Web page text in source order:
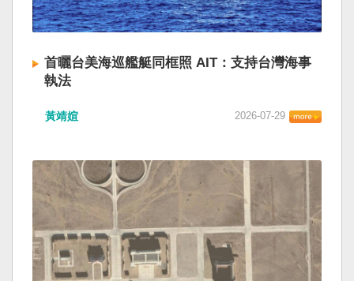
首曬台美海巡艦艇同框照 AIT：支持台灣海事
執法
黃靖媗 2026-07-29